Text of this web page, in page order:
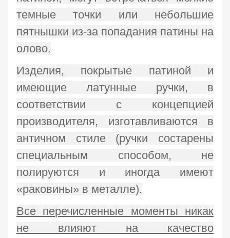
темные точки или небольшие
пятнышки из-за попадания патины на
олово.
Изделия, покрытые патиной и
имеющие латунные ручки, в
соответствии с концепцией
производителя, изготавливаются в
античном стиле (ручки состарены
специальным способом, не
полируются и иногда имеют
«раковины» в металле).
Все перечисленные моменты никак
не влияют на качество